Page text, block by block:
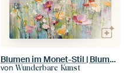
Blumen im Monet-Stil | Blumenfeld Impressionismus
von Wunderbare Kunst